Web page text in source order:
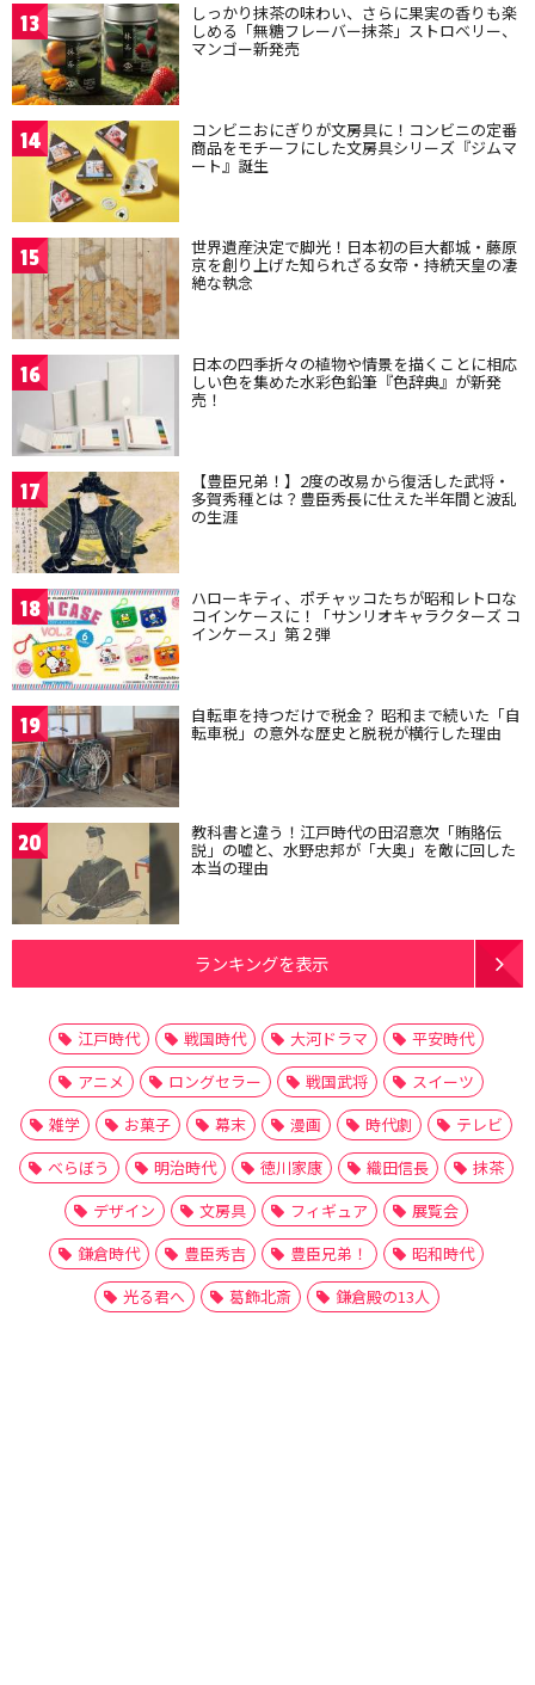
13 しっかり抹茶の味わい、さらに果実の香りも楽
しめる「無糖フレーバー抹茶」ストロベリー、
マンゴー新発売
14 コンビニおにぎりが文房具に！コンビニの定番
商品をモチーフにした文房具シリーズ『ジムマ
ート』誕生
15 世界遺産決定で脚光！日本初の巨大都城・藤原
京を創り上げた知られざる女帝・持統天皇の凄
絶な執念
16 日本の四季折々の植物や情景を描くことに相応
しい色を集めた水彩色鉛筆『色辞典』が新発
売！
17 【豊臣兄弟！】2度の改易から復活した武将・
多賀秀種とは？豊臣秀長に仕えた半年間と波乱
の生涯
18 ハローキティ、ポチャッコたちが昭和レトロな
コインケースに！「サンリオキャラクターズ コ
インケース」第２弾
19 自転車を持つだけで税金？ 昭和まで続いた「自
転車税」の意外な歴史と脱税が横行した理由
20 教科書と違う！江戸時代の田沼意次「賄賂伝
説」の嘘と、水野忠邦が「大奥」を敵に回した
本当の理由
ランキングを表示
江戸時代 戦国時代 大河ドラマ
平安時代
アニメ
ロングセラー 戦国武将
スイーツ
雑学
お菓子 幕末 漫画 時代劇
テレビ
べらぼう
明治時代 徳川家康 織田信長
抹茶
デザイン
文房具 フィギュア
展覧会
鎌倉時代
豊臣秀吉 豊臣兄弟！
昭和時代
光る君へ
葛飾北斎 鎌倉殿の13人